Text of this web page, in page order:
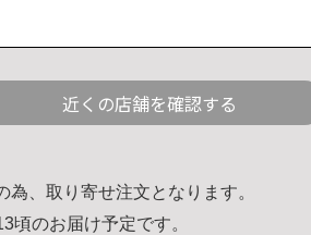
近くの店舗を確認する
為、取り寄せ注文となります。
頃のお届け予定です。